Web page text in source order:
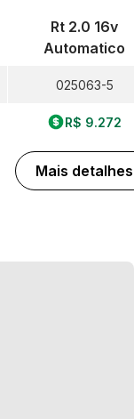
Rt 2.0 16v
Automatico
025063-5
R$ 9.272
Mais detalhes